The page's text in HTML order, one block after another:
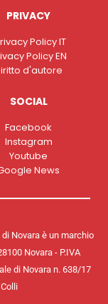
PRIVACY
Policy IT
Policy EN
d'autore
SOCIAL
Facebook
Instagram
Youtube
News
Novara è un marchio
Novara - P.IVA
di Novara n. 638/17